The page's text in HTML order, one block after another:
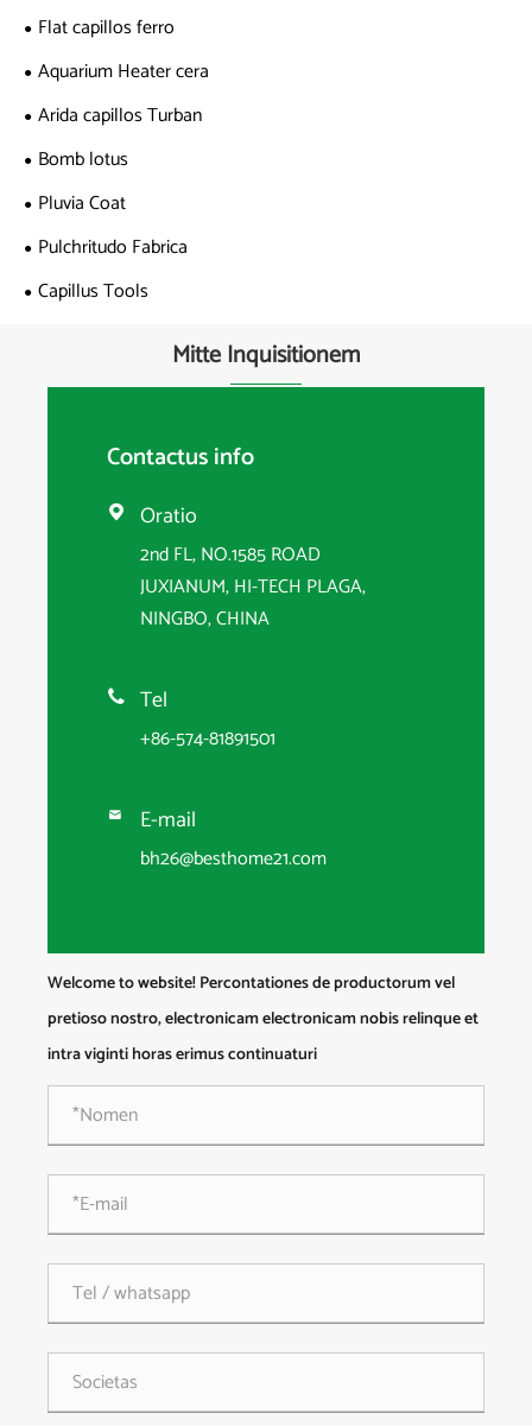
Flat capillos ferro
Aquarium Heater cera
Arida capillos Turban
Bomb lotus
Pluvia Coat
Pulchritudo Fabrica
Capillus Tools
Mitte Inquisitionem
Contactus info
 Oratio
2nd FL, NO.1585 ROAD
JUXIANUM, HI-TECH PLAGA,
NINGBO, CHINA
 Tel
+86-574-81891501
 E-mail
bh26@besthome21.com
Welcome to website! Percontationes de productorum vel
pretioso nostro, electronicam electronicam nobis relinque et
intra viginti horas erimus continuaturi